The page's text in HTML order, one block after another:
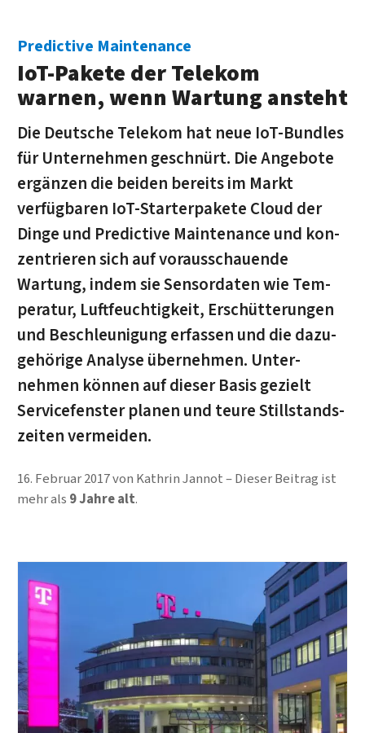
Predictive Main­tenance
IoT-Pakete der Telekom
warnen, wenn Wartung ansteht
Die Deutsche Telekom hat neue IoT-Bundles
für Unter­nehmen geschnürt. Die An­gebote
er­gänzen die beiden bereits im Markt
verfüg­baren IoT-Starter­pakete Cloud der
Dinge und Predictive Main­tenance und kon­
zentrieren sich auf voraus­schauende
Wartung, indem sie Sensor­daten wie Tem­
peratur, Luft­feuchtig­keit, Erschüt­terungen
und Beschleu­nigung erfassen und die dazu­
gehörige Analyse über­nehmen. Unter­
nehmen können auf dieser Basis gezielt
Service­fenster planen und teure Still­stands­
zeiten vermeiden.
16. Februar 2017von Kathrin Jannot
Dieser Beitrag ist
mehr als 9 Jahre alt.